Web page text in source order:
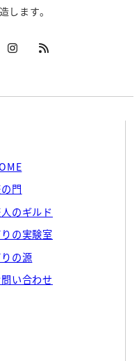
します。
門
のギルド
の実験室
の源
い合わせ